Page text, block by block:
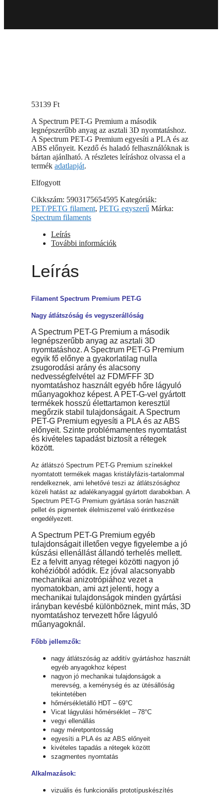
53139 Ft
A Spectrum PET-G Premium a második
legnépszerűbb anyag az asztali 3D nyomtatáshoz.
A Spectrum PET-G Premium egyesíti a PLA és az
ABS előnyeit. Kezdő és haladó felhasználóknak is
bártan ajánlható. A részletes leíráshoz olvassa el a
termék adatlapját.
Elfogyott
Cikkszám: 5903175654595 Kategóriák:
PET/PETG filament, PETG egyszerű Márka:
Spectrum filaments
Leírás
További információk
Leírás
Filament Spectrum Premium PET-G
Nagy átlátszóság és vegyszerállóság
A Spectrum PET-G Premium a második
legnépszerűbb anyag az asztali 3D
nyomtatáshoz. A Spectrum PET-G Premium
egyik fő előnye a gyakorlatilag nulla
zsugorodási arány és alacsony
nedvességfelvétel az FDM/FFF 3D
nyomtatáshoz használt egyéb hőre lágyuló
műanyagokhoz képest. A PET-G-vel gyártott
termékek hosszú élettartamon keresztül
megőrzik stabil tulajdonságait. A Spectrum
PET-G Premium egyesíti a PLA és az ABS
előnyeit. Szinte problémamentes nyomtatást
és kivételes tapadást biztosít a rétegek
között.
Az átlátszó Spectrum PET-G Premium színekkel
nyomtatott termékek magas kristályfázis-tartalommal
rendelkeznek, ami lehetővé teszi az átlátszósághoz
közeli hatást az adalékanyaggal gyártott darabokban. A
Spectrum PET-G Premium gyártása során használt
pellet és pigmentek élelmiszerrel való érintkezése
engedélyezett.
A Spectrum PET-G Premium egyéb
tulajdonságait illetően vegye figyelembe a jó
kúszási ellenállást állandó terhelés mellett.
Ez a felvitt anyag rétegei közötti nagyon jó
kohézióból adódik. Ez jóval alacsonyabb
mechanikai anizotrópiához vezet a
nyomatokban, ami azt jelenti, hogy a
mechanikai tulajdonságok minden gyártási
irányban kevésbé különböznek, mint más, 3D
nyomtatáshoz tervezett hőre lágyuló
műanyagoknál.
Főbb jellemzők:
nagy átlátszóság az additív gyártáshoz használt
egyéb anyagokhoz képest
nagyon jó mechanikai tulajdonságok a
merevség, a keménység és az ütésállóság
tekintetében
hőmérsékletálló HDT – 69°C
Vicat lágyulási hőmérséklet – 78°C
vegyi ellenállás
nagy méretpontosság
egyesíti a PLA és az ABS előnyeit
kivételes tapadás a rétegek között
szagmentes nyomtatás
Alkalmazások:
vizuális és funkcionális prototípuskészítés